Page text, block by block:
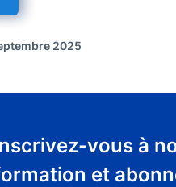
2025
vous à
et